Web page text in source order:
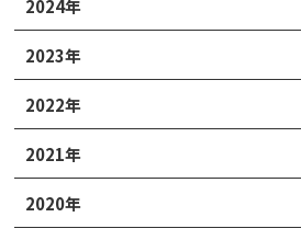
2024年
2023年
2022年
2021年
2020年